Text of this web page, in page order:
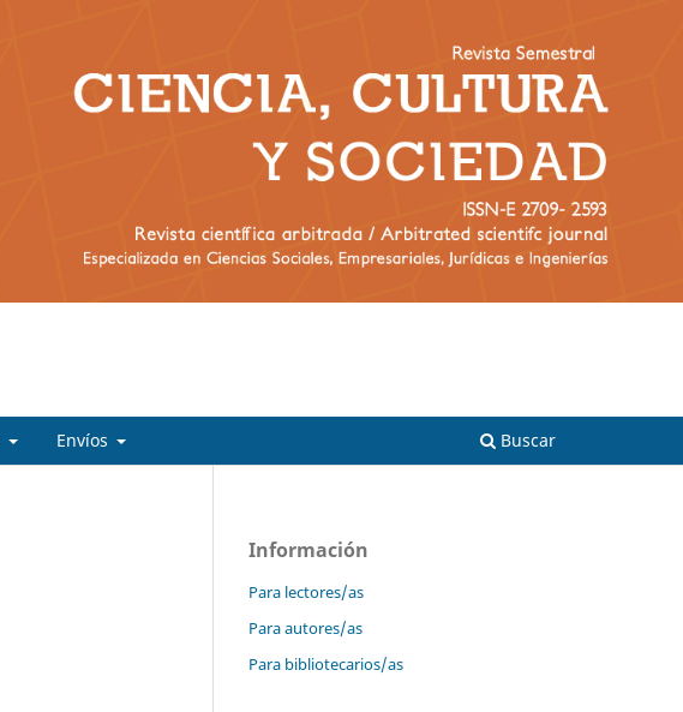
Envíos Buscar
Información
Para lectores/as
Para autores/as
Para bibliotecarios/as